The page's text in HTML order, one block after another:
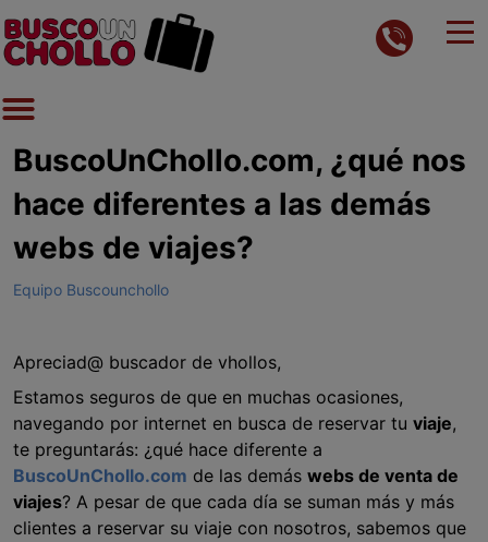
BuscoUnChollo.com, ¿qué nos
hace diferentes a las demás
webs de viajes?
Equipo Buscounchollo
Apreciad@ buscador de vhollos,
Estamos seguros de que en muchas ocasiones,
navegando por internet en busca de reservar tu viaje,
te preguntarás: ¿qué hace diferente a
BuscoUnChollo.com de las demás webs de venta de
viajes? A pesar de que cada día se suman más y más
clientes a reservar su viaje con nosotros, sabemos que